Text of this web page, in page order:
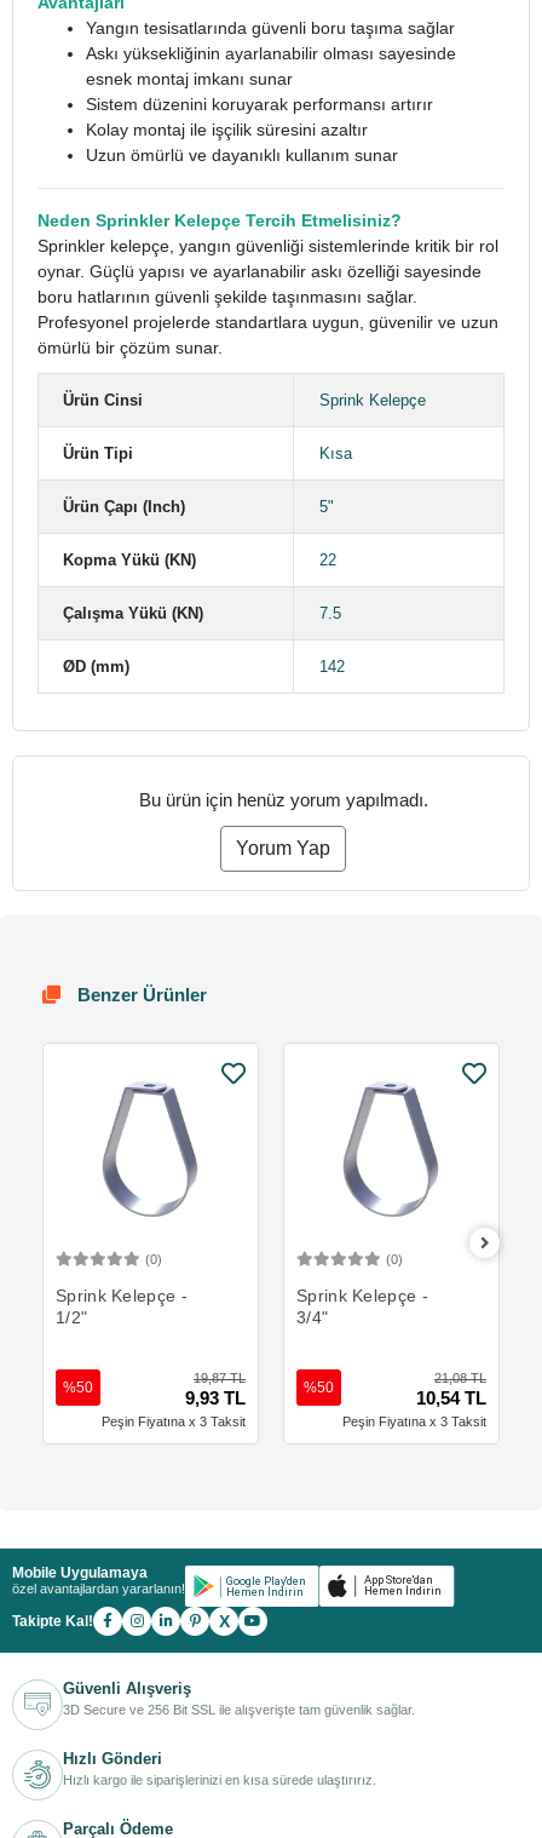
Yangın tesisatlarında güvenli boru taşıma sağlar
Askı yüksekliğinin ayarlanabilir olması sayesinde
esnek montaj imkanı sunar
Sistem düzenini koruyarak performansı artırır
Kolay montaj ile işçilik süresini azaltır
Uzun ömürlü ve dayanıklı kullanım sunar
Neden Sprinkler Kelepçe Tercih Etmelisiniz?
Sprinkler kelepçe, yangın güvenliği sistemlerinde kritik bir rol
oynar. Güçlü yapısı ve ayarlanabilir askı özelliği sayesinde
boru hatlarının güvenli şekilde taşınmasını sağlar.
Profesyonel projelerde standartlara uygun, güvenilir ve uzun
ömürlü bir çözüm sunar.
Ürün Cinsi Sprink Kelepçe
Ürün Tipi Kısa
Ürün Çapı (Inch) 5"
Kopma Yükü (KN) 22
Çalışma Yükü (KN) 7.5
ØD (mm) 142
Bu ürün için henüz yorum yapılmadı.
Yorum Yap
Benzer Ürünler
(0)
Sprink Kelepçe -
1/2"
19,87 TL
9,93 TL
%50
Peşin Fiyatına x 3 Taksit
(0)
Sprink Kelepçe -
3/4"
21,08 TL
10,54 TL
%50
Peşin Fiyatına x 3 Taksit
Mobile Uygulamaya
özel avantajlardan yararlanın!
Takipte Kal! X
Güvenli Alışveriş
3D Secure ve 256 Bit SSL ile alışverişte tam güvenlik sağlar.
Hızlı Gönderi
Hızlı kargo ile siparişlerinizi en kısa sürede ulaştırırız.
Parçalı Ödeme